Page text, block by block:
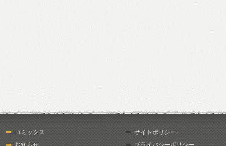
コミックス
お知らせ
サイトポリシー
プライバシーポリシー